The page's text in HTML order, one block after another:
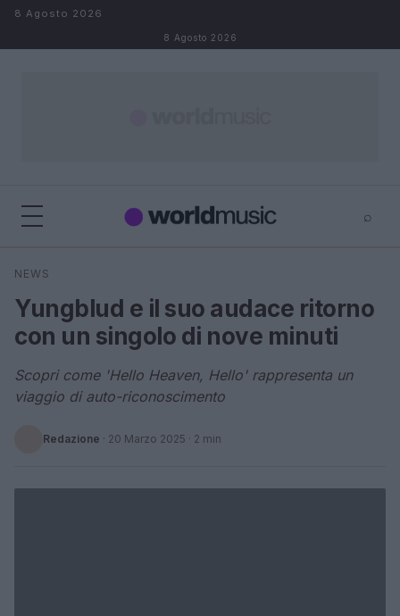
Salta al contenuto
8 Agosto 2026
8 Agosto 2026
⌕
Cerca
NEWS
Yungblud e il suo audace ritorno
con un singolo di nove minuti
Scopri come 'Hello Heaven, Hello' rappresenta un
viaggio di auto-riconoscimento
Redazione · 20 Marzo 2025 · 2 min